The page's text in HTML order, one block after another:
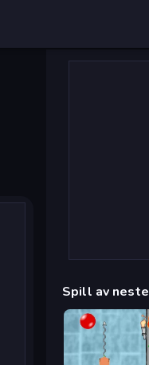
Spill av neste